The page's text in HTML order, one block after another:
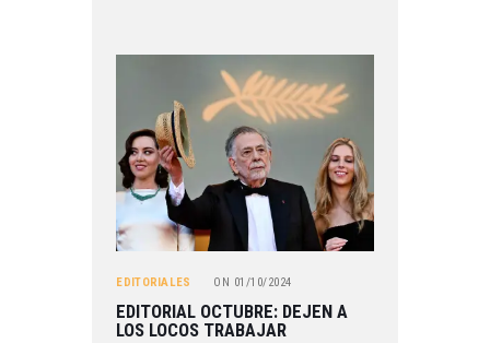
EDITORIALES ON 01/10/2024
EDITORIAL OCTUBRE: DEJEN A
LOS LOCOS TRABAJAR